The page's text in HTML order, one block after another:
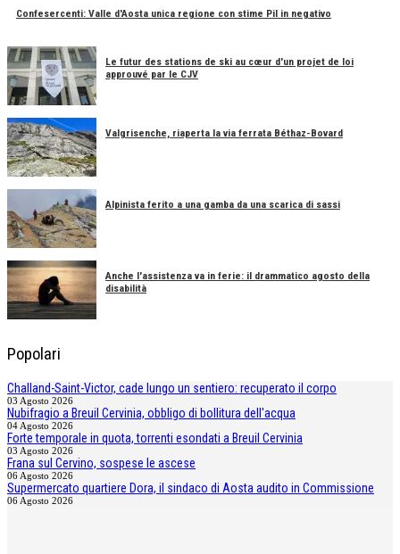
Confesercenti: Valle d'Aosta unica regione con stime Pil in negativo
Le futur des stations de ski au cœur d'un projet de loi
approuvé par le CJV
Valgrisenche, riaperta la via ferrata Béthaz-Bovard
Alpinista ferito a una gamba da una scarica di sassi
Anche l'assistenza va in ferie: il drammatico agosto della
disabilità
Popolari
Challand-Saint-Victor, cade lungo un sentiero: recuperato il corpo
03 Agosto 2026
Nubifragio a Breuil Cervinia, obbligo di bollitura dell'acqua
04 Agosto 2026
Forte temporale in quota, torrenti esondati a Breuil Cervinia
03 Agosto 2026
Frana sul Cervino, sospese le ascese
06 Agosto 2026
Supermercato quartiere Dora, il sindaco di Aosta audito in Commissione
06 Agosto 2026